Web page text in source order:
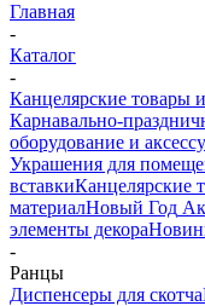
Главная
-
Каталог
-
Канцелярские товары
Карнавально-
оборудование и
Украшения для
вставкиКанцелярские
материалНовый Год
элементы декора
-
Ранцы
Диспенсеры для скотча